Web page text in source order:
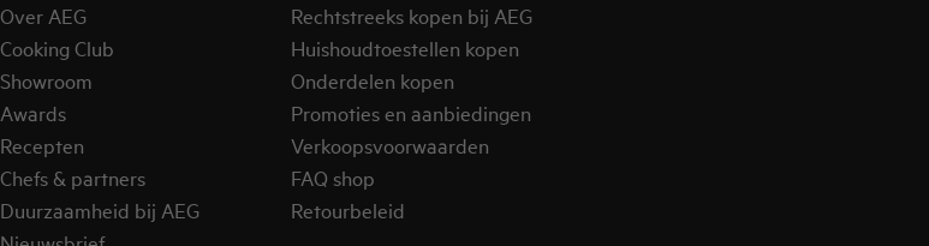
Over AEG
Cooking Club
Showroom
Awards
Recepten
Chefs & partners
Duurzaamheid bij AEG
Rechtstreeks kopen bij AEG
Huishoudtoestellen kopen
Onderdelen kopen
Promoties en aanbiedingen
Verkoopsvoorwaarden
FAQ shop
Retourbeleid​